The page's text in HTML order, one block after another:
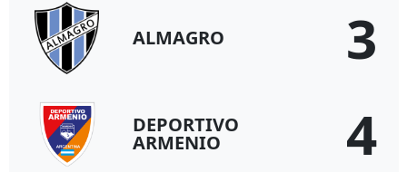
ALMAGRO 3
DEPORTIVO
ARMENIO 4